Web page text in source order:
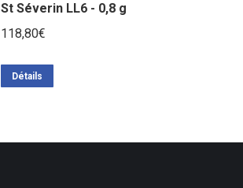
259,20€.207,60€.
St Séverin LL6 - 0,8 g
118,80€
Détails